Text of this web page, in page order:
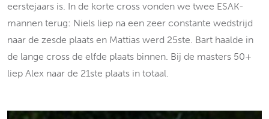
eerstejaars is. In de korte cross vonden we twee ESAK-
mannen terug: Niels liep na een zeer constante wedstrijd
naar de zesde plaats en Mattias werd 25ste. Bart haalde in
de lange cross de elfde plaats binnen. Bij de masters 50+
liep Alex naar de 21ste plaats in totaal.